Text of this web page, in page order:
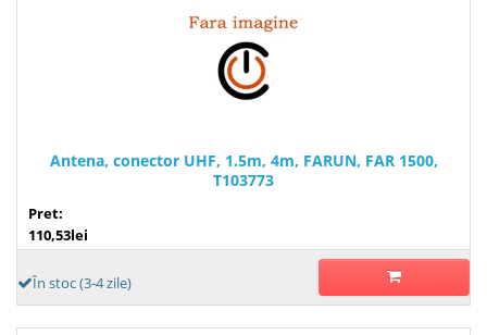
Antena, conector UHF, 1.5m, 4m, FARUN, FAR 1500,
T103773
Pret:
110,53lei
În stoc (3-4 zile)